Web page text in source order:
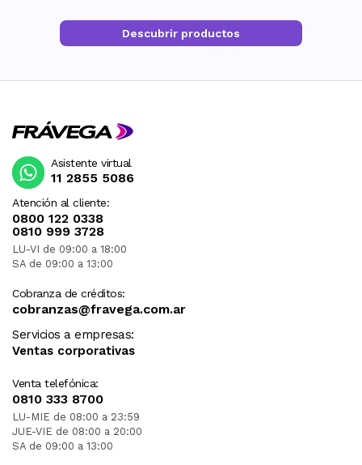
Descubrir productos
Atención al cliente:
0800 122 0338
0810 999 3728
LU-VI de 09:00 a 18:00
SA de 09:00 a 13:00
Cobranza de créditos:
cobranzas@fravega.com.ar
Servicios a empresas:
Ventas corporativas
Venta telefónica:
0810 333 8700
LU-MIE de 08:00 a 23:59
JUE-VIE de 08:00 a 20:00
SA de 09:00 a 13:00
Asistente virtual
11 2855 5086